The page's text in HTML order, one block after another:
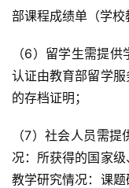
部课程成绩单（学校
（6）留学生需提
认证由教育部留学
的存档证明；
（7）社会人员需
况：所获得的国家
教学研究情况：课